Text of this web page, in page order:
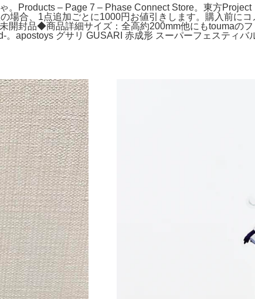
。Products – Page 7 – Phase Connect Store。東方
場合、1点追加ごとに1000円お値引きします。購入前に
開封品◆商品詳細サイズ：全高約200mm他にもtoumaの
。apostoys グサリ GUSARI 赤成形 スーパーフェスティ